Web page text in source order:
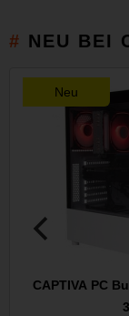
NEU BEI
Neu
CAPTIVA PC